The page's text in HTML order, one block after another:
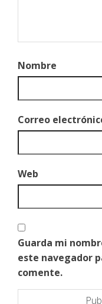
Nombre
Correo
Web
Guarda mi
este navegador
comente.